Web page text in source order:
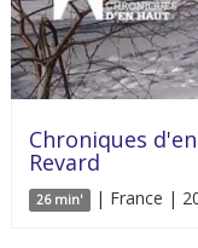
Chroniques
Revard
26 min' | France |